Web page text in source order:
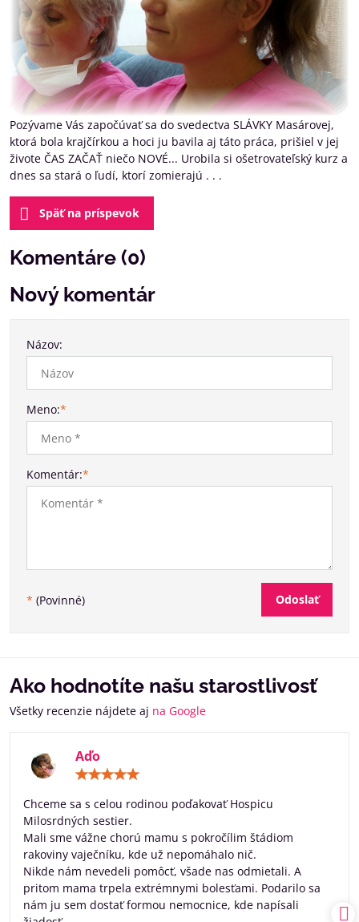
Pozývame Vás započúvať sa do svedectva SLÁVKY Masárovej,
ktorá bola krajčírkou a hoci ju bavila aj táto práca, prišiel v jej
živote ČAS ZAČAŤ niečo NOVÉ... Urobila si ošetrovateľský kurz a
dnes sa stará o ľudí, ktorí zomierajú . . .
Späť na príspevok
Komentáre (0)
Nový komentár
Názov:
Meno:*
Komentár:*
* (Povinné) Odoslať
Ako hodnotíte našu starostlivosť
Všetky recenzie nájdete aj na Google
Aďo
5
Chceme sa s celou rodinou poďakovať Hospicu
Milosrdných sestier.
Mali sme vážne chorú mamu s pokročílim štádiom
rakoviny vaječníku, kde už nepomáhalo nič.
Nikde nám nevedeli pomôcť, všade nas odmietali. A
pritom mama trpela extrémnymi bolesťami. Podarilo sa
nám ju sem dostať formou nemocnice, kde napísali